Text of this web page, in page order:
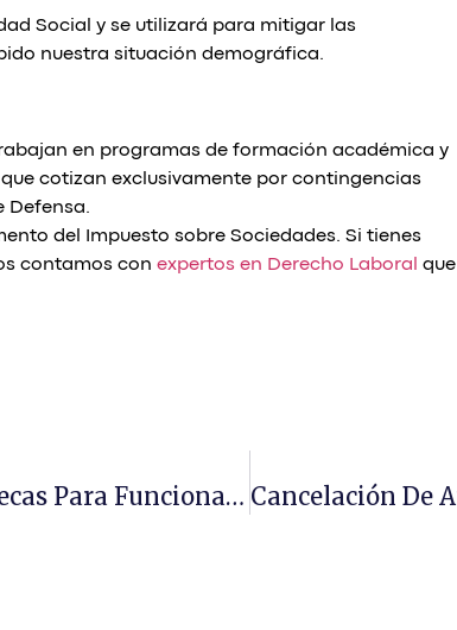
Social y se utilizará para mitigar las
nuestra situación demográfica.
en programas de formación académica y
cotizan exclusivamente por contingencias
Defensa.
del Impuesto sobre Sociedades. Si tienes
contamos con expertos en Derecho Laboral
que
Condiciones Especiales De Las Hipotecas Para Funcionarios